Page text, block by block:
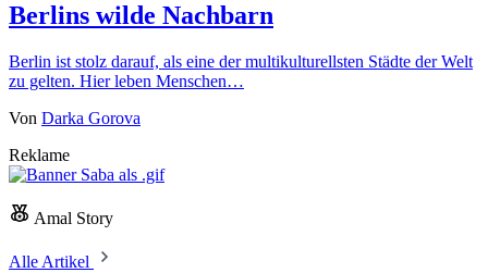
Berlins wilde Nachbarn
Berlin ist stolz darauf, als eine der multikulturellsten Städte der Welt
zu gelten. Hier leben Menschen…
Von Darka Gorova
Reklame
Amal Story
Alle Artikel